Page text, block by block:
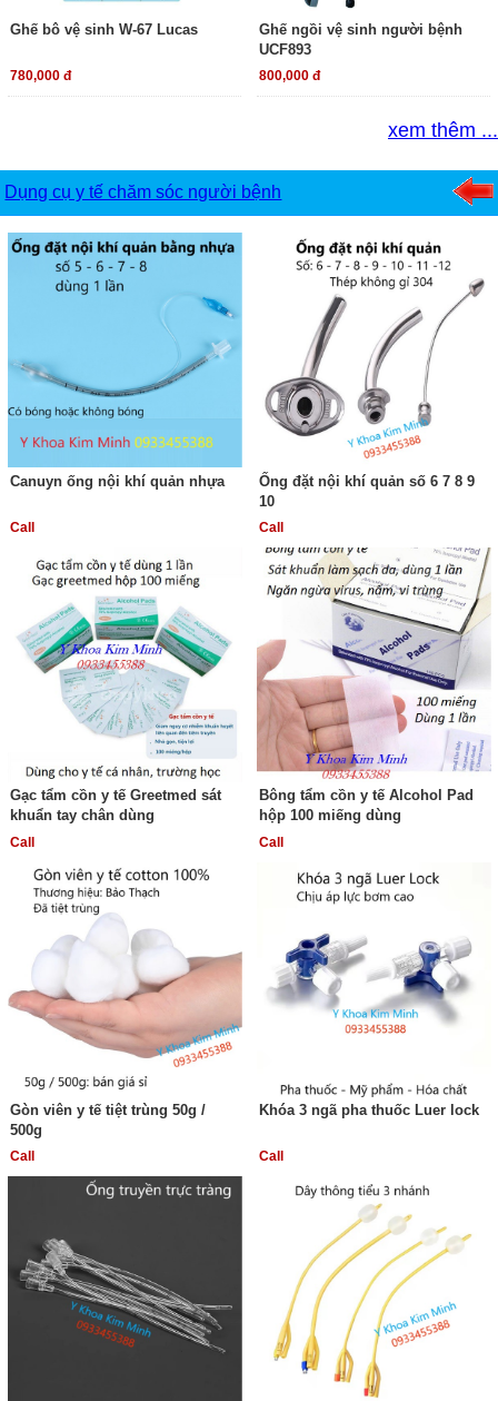
Ghế bô vệ sinh W-67 Lucas
780,000 đ
Ghế ngồi vệ sinh người bệnh
UCF893
800,000 đ
xem thêm ...
Dụng cụ y tế chăm sóc người bệnh
Canuyn ống nội khí quản nhựa
Call
Ống đặt nội khí quản số 6 7 8 9
10
Call
Gạc tẩm cồn y tế Greetmed sát
khuẩn tay chân dùng
Call
Bông tẩm cồn y tế Alcohol Pad
hộp 100 miếng dùng
Call
Gòn viên y tế tiệt trùng 50g /
500g
Call
Khóa 3 ngã pha thuốc Luer lock
Call